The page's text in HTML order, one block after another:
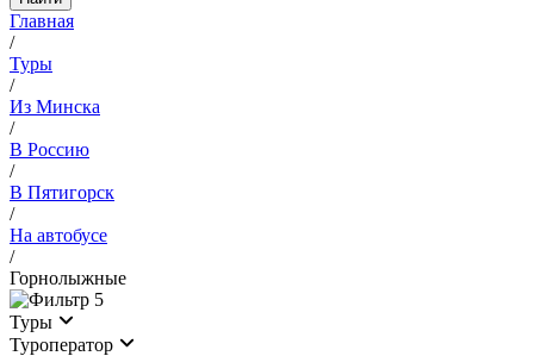
Главная
/
Туры
/
Из Минска
/
В Россию
/
В Пятигорск
/
На автобусе
/
Горнолыжные
5
Туры
Туроператор